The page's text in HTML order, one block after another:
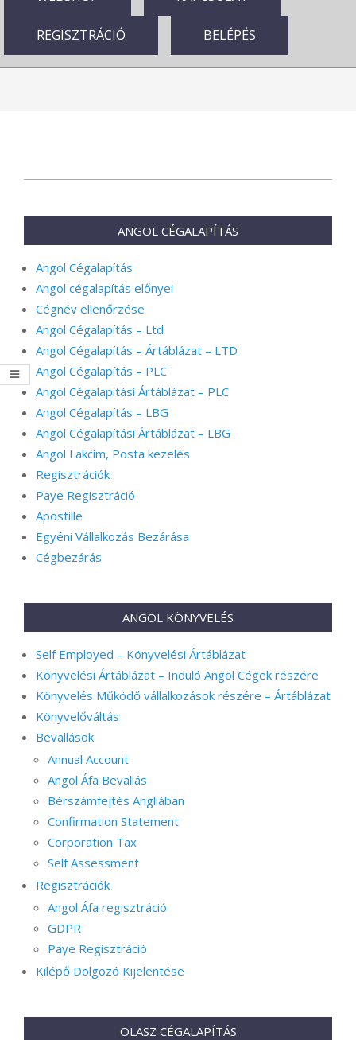
REGISZTRÁCIÓ BELÉPÉS
ANGOL CÉGALAPÍTÁS
Angol Cégalapítás
Angol cégalapítás előnyei
Cégnév ellenőrzése
Angol Cégalapítás – Ltd
Angol Cégalapítás – Ártáblázat – LTD
Angol Cégalapítás – PLC
Angol Cégalapítási Ártáblázat – PLC
Angol Cégalapítás – LBG
Angol Cégalapítási Ártáblázat – LBG
Angol Lakcím, Posta kezelés
Regisztrációk
Paye Regisztráció
Apostille
Egyéni Vállalkozás Bezárása
Cégbezárás
ANGOL KÖNYVELÉS
Self Employed – Könyvelési Ártáblázat
Könyvelési Ártáblázat – Induló Angol Cégek részére
Könyvelés Működő vállalkozások részére – Ártáblázat
Könyvelőváltás
Bevallások
Annual Account
Angol Áfa Bevallás
Bérszámfejtés Angliában
Confirmation Statement
Corporation Tax
Self Assessment
Regisztrációk
Angol Áfa regisztráció
GDPR
Paye Regisztráció
Kilépő Dolgozó Kijelentése
OLASZ CÉGALAPÍTÁS